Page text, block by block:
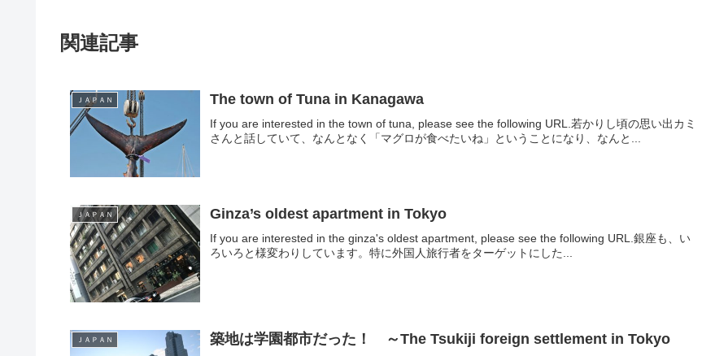
関連記事
ＪＡＰＡＮ The town of Tuna in Kanagawa
If you are interested in the town of tuna, please see the following URL.若かりし頃の思い出カミ
さんと話していて、なんとなく「マグロが食べたいね」ということになり、なんと...
ＪＡＰＡＮ Ginza’s oldest apartment in Tokyo
If you are interested in the ginza's oldest apartment, please see the following URL.銀座も、い
ろいろと様変わりしています。特に外国人旅行者をターゲットにした...
ＪＡＰＡＮ 築地は学園都市だった！ ～The Tsukiji foreign settlement in Tokyo